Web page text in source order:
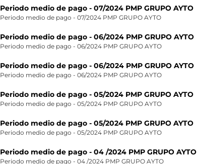
Periodo medio de pago - 07/2024 PMP GRUPO AYTO
Periodo medio de pago - 07/2024 PMP GRUPO AYTO
Periodo medio de pago - 06/2024 PMP GRUPO AYTO
Periodo medio de pago - 06/2024 PMP GRUPO AYTO
Periodo medio de pago - 06/2024 PMP GRUPO AYTO
Periodo medio de pago - 06/2024 PMP GRUPO AYTO
Periodo medio de pago - 05/2024 PMP GRUPO AYTO
Periodo medio de pago - 05/2024 PMP GRUPO AYTO
Periodo medio de pago - 05/2024 PMP GRUPO AYTO
Periodo medio de pago - 05/2024 PMP GRUPO AYTO
Periodo medio de pago - 04 /2024 PMP GRUPO AYTO
Periodo medio de pago - 04 /2024 PMP GRUPO AYTO